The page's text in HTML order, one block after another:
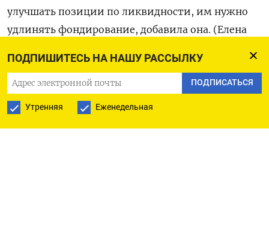
ПОДПИШИТЕСЬ НА НАШУ РАССЫЛКУ
ПОДПИСАТЬСЯ
Утренняя Еженедельная
улучшать позиции по ликвидности, им нужно
удлинять фондирование, добавила она. (Елена
ПОДПИСАТЬСЯ НА ТЕЛЕГРАМ